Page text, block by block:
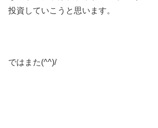
投資していこうと思います。
ではまた(^^)/